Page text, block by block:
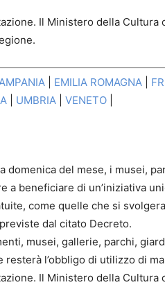
Il Ministero della
EMILIA ROMAGNA
UMBRIA VENETO
domenica del mese, i musei,
a beneficiare di un’iniziativa
come quelle che si
dal citato Decreto.
musei, gallerie, parchi,
l’obbligo di utilizzo di
Il Ministero della